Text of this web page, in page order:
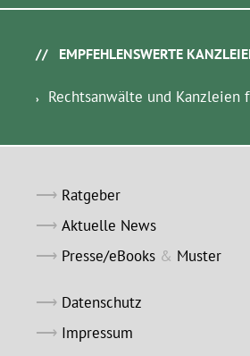
EMPFEHLENSWERTE
Rechtsanwälte und Kanzleien
Ratgeber
Aktuelle News
Presse/eBooks & Muster
Datenschutz
Impressum